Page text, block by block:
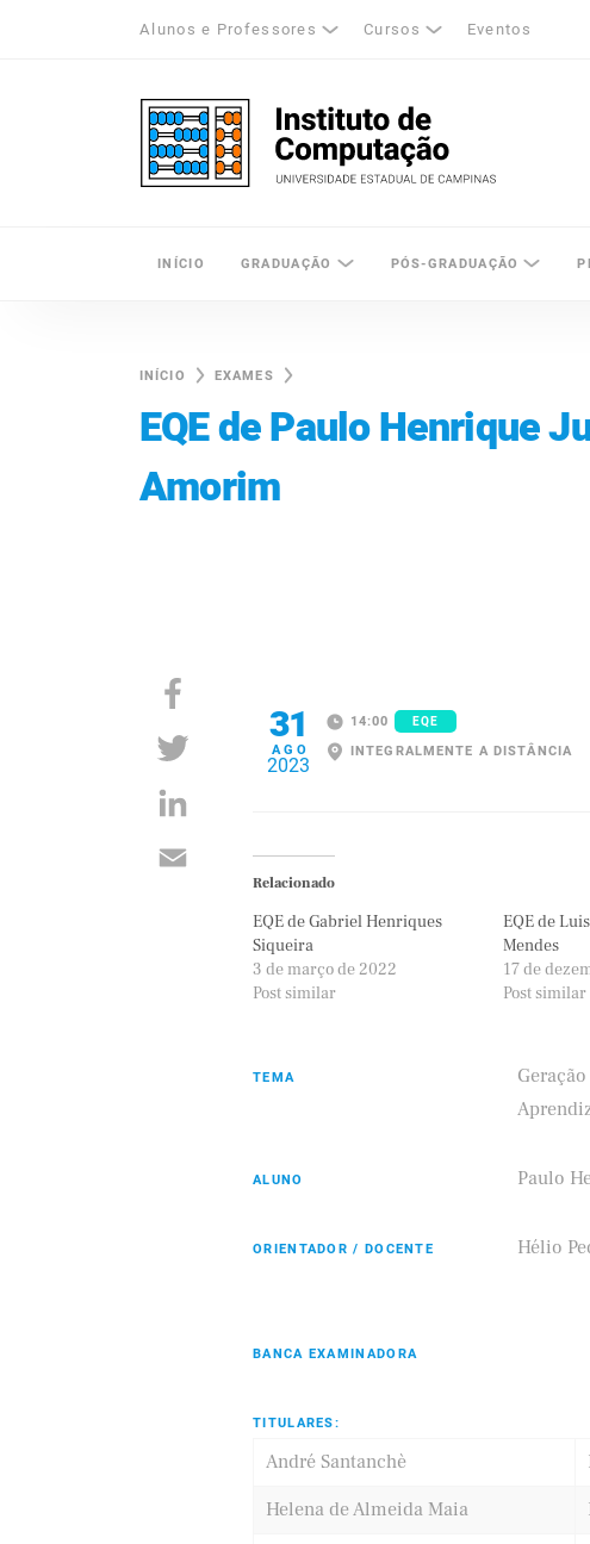
Alunos e Professores Cursos Eventos
Unicamp - Universidade Estadual de Campinas
INÍCIO GRADUAÇÃO PÓS-GRADUAÇÃO
INÍCIO EXAMES
EQE de Paulo Henrique
Amorim
31
AGO
2023
14:00 EQE
INTEGRALMENTE A DISTÂNCIA
Relacionado
EQE de Gabriel Henriques
Siqueira
3 de março de 2022
Post similar
EQE de
Mendes
17 de
Post similar
TEMA
ALUNO Paulo
ORIENTADOR / DOCENTE Hélio
BANCA EXAMINADORA
TITULARES:
André Santanchè
Helena de Almeida Maia